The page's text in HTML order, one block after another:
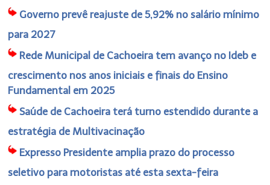
Governo prevê reajuste de 5,92% no salário mínimo
para 2027
Rede Municipal de Cachoeira tem avanço no Ideb e
crescimento nos anos iniciais e finais do Ensino
Fundamental em 2025
Saúde de Cachoeira terá turno estendido durante a
estratégia de Multivacinação
Expresso Presidente amplia prazo do processo
seletivo para motoristas até esta sexta-feira